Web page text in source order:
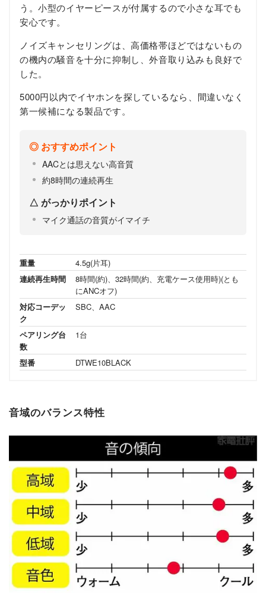
う。小型のイヤーピースが付属するので小さな耳でも
安心です。
ノイズキャンセリングは、高価格帯ほどではないもの
の機内の騒音を十分に抑制し、外音取り込みも良好で
した。
5000円以内でイヤホンを探しているなら、間違いなく
第一候補になる製品です。
おすすめポイント
AACとは思えない高音質
約8時間の連続再生
がっかりポイント
マイク通話の音質がイマイチ
重量
4.5g(片耳)
連続再生時間
8時間(約)、32時間(約、充電ケース使用時)(とも
にANCオフ)
対応コーデッ
ク
SBC、AAC
ペアリング台
数
1台
型番 DTWE10BLACK
音域のバランス特性